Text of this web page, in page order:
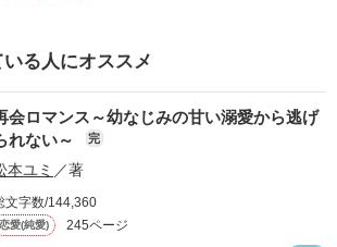
る人にオススメ
会ロマンス～幼なじみの甘い溺愛から逃げ
れない～
完
本ユミ ／著
文字数/144,360
恋愛(純愛) 245ページ